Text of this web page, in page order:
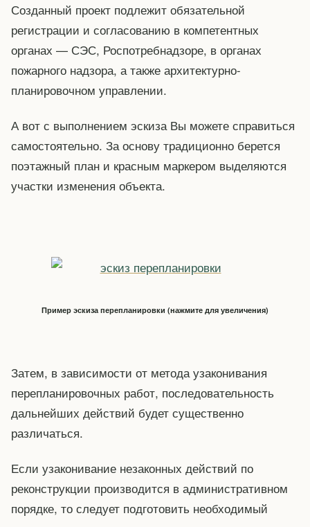
Созданный проект подлежит обязательной
регистрации и согласованию в компетентных
органах — СЭС, Роспотребнадзоре, в органах
пожарного надзора, а также архитектурно-
планировочном управлении.
А вот с выполнением эскиза Вы можете справиться
самостоятельно. За основу традиционно берется
поэтажный план и красным маркером выделяются
участки изменения объекта.
Пример эскиза перепланировки (нажмите для увеличения)
Затем, в зависимости от метода узаконивания
перепланировочных работ, последовательность
дальнейших действий будет существенно
различаться.
Если узаконивание незаконных действий по
реконструкции производится в административном
порядке, то следует подготовить необходимый